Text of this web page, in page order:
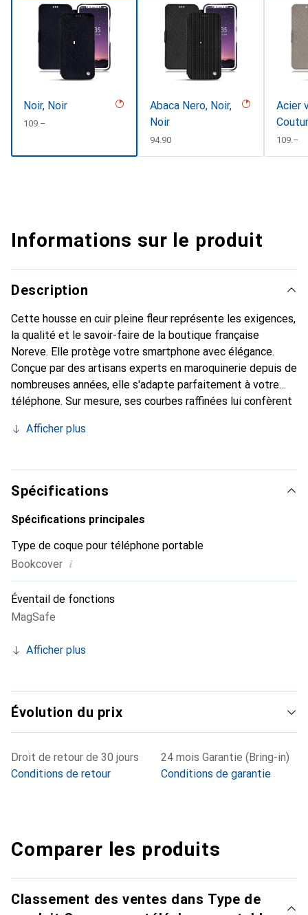
Noir, Noir
CHF
109.–
Abaca Nero, Noir,
Noir
CHF
94.90
Acier
CHF
109.–
Informations sur le produit
Description
Cette housse en cuir pleine fleur représente les exigences,
la qualité et le savoir-faire de la boutique française
Noreve. Elle protège votre smartphone avec élégance.
Conçue par des artisans experts en maroquinerie depuis de
nombreuses années, elle s'adapte parfaitement à votre
téléphone. Sur mesure, ses courbes raffinées lui confèrent
et indispensable de votre smartphone. Reconnu
marque Noreve est un choix fiable pour une clientèle
exigeante.
Afficher plus
Spécifications
Spécifications principales
Type de coque pour téléphone portable
Bookcover i
Éventail de fonctions
MagSafe
Afficher plus
Évolution du prix
Droit de retour de 30 jours
Conditions de retour
24 mois Garantie (Bring-in)
Conditions de garantie
Comparer les produits
Classement des ventes dans Type de